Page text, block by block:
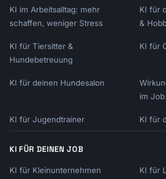
Friendly Professional:
"Hey John, Quick question
Casual:
"John - thoughts on...?"
### Shorten Phrases
"I am writing to inform you" →
"Please do not hesitate to" →
KI im Arbeitsalltag: mehr
schaffen, weniger Stress
KI für
&
KI für Tiersitter &
Hundebetreuung
KI für
KI für deinen Hundesalon
im
KI für Jugendtrainer KI für
KI FÜR DEINEN JOB
KI für Kleinunternehmen KI für